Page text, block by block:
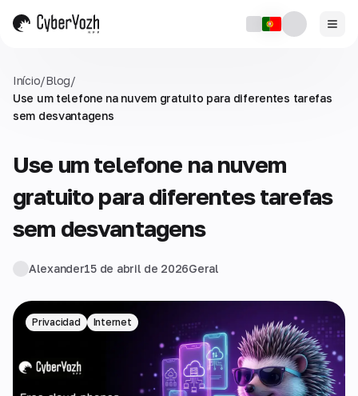
Início/Blog/
Use um telefone na nuvem gratuito para diferentes tarefas
sem desvantagens
Use um telefone na nuvem
gratuito para diferentes tarefas
sem desvantagens
Alexander15 de abril de 2026Geral
Privacidad Internet